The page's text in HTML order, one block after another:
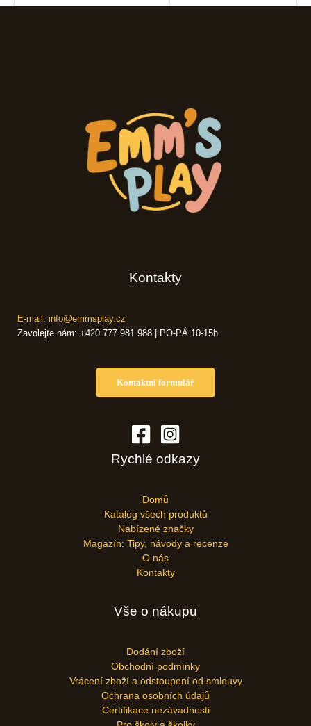
Kontakty
E-mail: info@emmsplay.cz
Zavolejte nám: +420 777 981 988 | PO-PÁ 10-15h
Kontaktní formulář
Rychlé odkazy
Domů
Katalog všech produktů
Nabízené značky
Magazín: Tipy, návody a recenze
O nás
Kontakty
Vše o nákupu
Dodání zboží
Obchodní podmínky
Vrácení zboží a odstoupení od smlouvy
Ochrana osobních údajů
Certifikace nezávadnosti